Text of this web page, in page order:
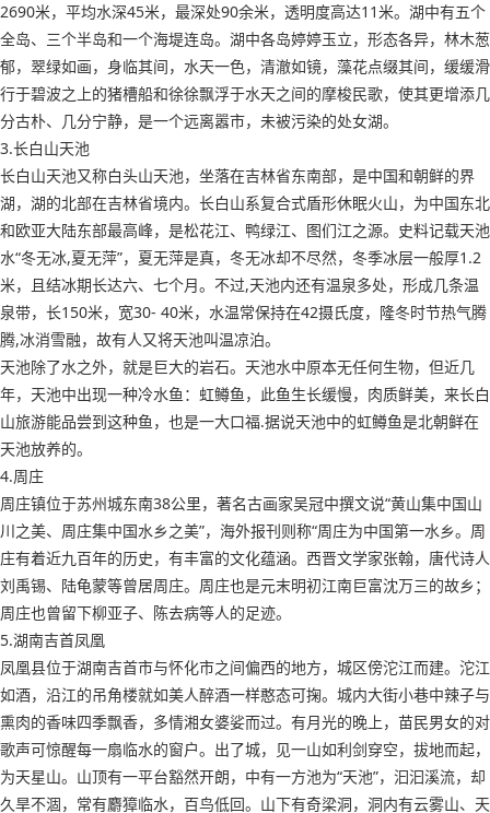
2690米，平均水深45米，最深处90余米，透明度高达11米。湖中有五个
全岛、三个半岛和一个海堤连岛。湖中各岛婷婷玉立，形态各异，林木葱
郁，翠绿如画，身临其间，水天一色，清澈如镜，藻花点缀其间，缓缓滑
行于碧波之上的猪槽船和徐徐飘浮于水天之间的摩梭民歌，使其更增添几
分古朴、几分宁静，是一个远离嚣市，未被污染的处女湖。
3.长白山天池
长白山天池又称白头山天池，坐落在吉林省东南部，是中国和朝鲜的界
湖，湖的北部在吉林省境内。长白山系复合式盾形休眠火山，为中国东北
和欧亚大陆东部最高峰，是松花江、鸭绿江、图们江之源。史料记载天池
水“冬无冰,夏无萍”，夏无萍是真，冬无冰却不尽然，冬季冰层一般厚1.2
米，且结冰期长达六、七个月。不过,天池内还有温泉多处，形成几条温
泉带，长150米，宽30- 40米，水温常保持在42摄氏度，隆冬时节热气腾
腾,冰消雪融，故有人又将天池叫温凉泊。
天池除了水之外，就是巨大的岩石。天池水中原本无任何生物，但近几
年，天池中出现一种冷水鱼：虹鳟鱼，此鱼生长缓慢，肉质鲜美，来长白
山旅游能品尝到这种鱼，也是一大口福.据说天池中的虹鳟鱼是北朝鲜在
天池放养的。
4.周庄
周庄镇位于苏州城东南38公里，著名古画家吴冠中撰文说“黄山集中国山
川之美、周庄集中国水乡之美”，海外报刊则称“周庄为中国第一水乡。周
庄有着近九百年的历史，有丰富的文化蕴涵。西晋文学家张翰，唐代诗人
刘禹锡、陆龟蒙等曾居周庄。周庄也是元末明初江南巨富沈万三的故乡；
周庄也曾留下柳亚子、陈去病等人的足迹。
5.湖南吉首凤凰
凤凰县位于湖南吉首市与怀化市之间偏西的地方，城区傍沱江而建。沱江
如酒，沿江的吊角楼就如美人醉酒一样憨态可掬。城内大街小巷中辣子与
熏肉的香味四季飘香，多情湘女婆娑而过。有月光的晚上，苗民男女的对
歌声可惊醒每一扇临水的窗户。出了城，见一山如利剑穿空，拔地而起，
为天星山。山顶有一平台豁然开朗，中有一方池为“天池”，汩汩溪流，却
久旱不涸，常有麝獐临水，百鸟低回。山下有奇梁洞，洞内有云雾山、天